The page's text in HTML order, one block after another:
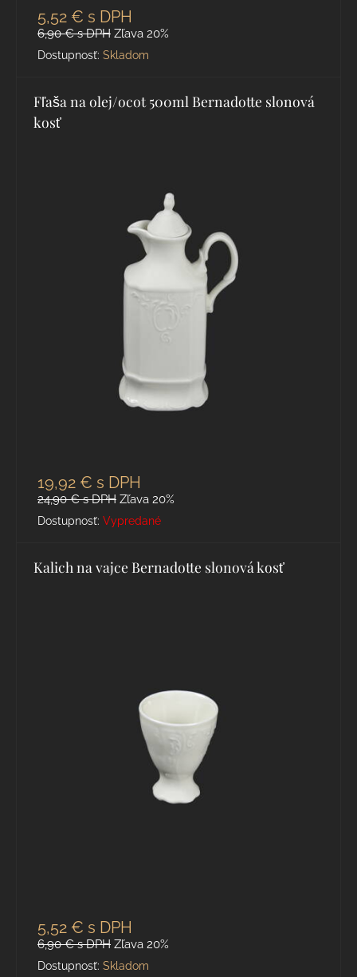
5,52 € s DPH
6,90 €s DPH Zľava 20%
Dostupnosť: Skladom
Fľaša na olej/ocot 500ml Bernadotte slonová
kosť
19,92 € s DPH
24,90 €s DPH Zľava 20%
Dostupnosť: Vypredané
Kalich na vajce Bernadotte slonová kosť
5,52 € s DPH
6,90 €s DPH Zľava 20%
Dostupnosť: Skladom